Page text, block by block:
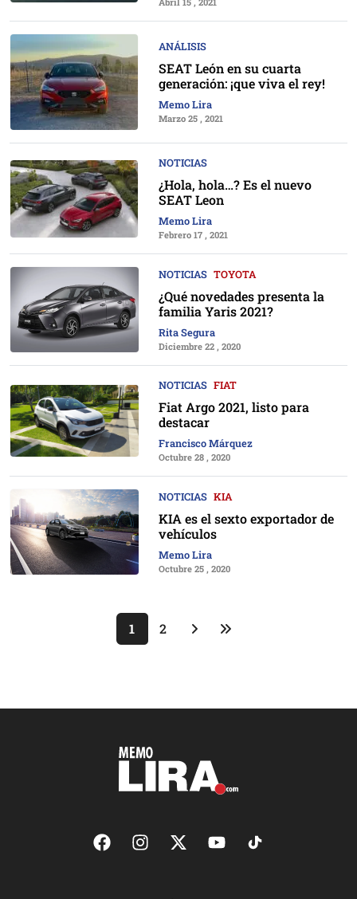
ANÁLISIS
SEAT León en su cuarta
generación: ¡que viva el rey!
Memo Lira
Marzo 25 , 2021
NOTICIAS
¿Hola, hola…? Es el nuevo
SEAT Leon
Memo Lira
Febrero 17 , 2021
NOTICIAS TOYOTA
¿Qué novedades presenta la
familia Yaris 2021?
Rita Segura
Diciembre 22 , 2020
NOTICIAS FIAT
Fiat Argo 2021, listo para
destacar
Francisco Márquez
Octubre 28 , 2020
NOTICIAS KIA
KIA es el sexto exportador de
vehículos
Memo Lira
Octubre 25 , 2020
1 2